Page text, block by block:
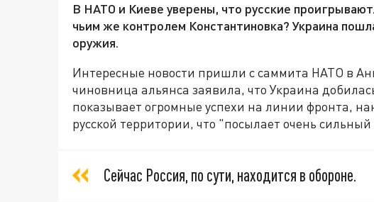
В НАТО и Киеве уверены, что русские
чьим же контролем Константиновка? Украина
оружия.
Интересные новости пришли с саммита НАТО в
чиновница альянса заявила, что Украина
показывает огромные успехи на линии фронта,
русской территории, что "посылает очень
Сейчас Россия, по сути, находится в обороне.